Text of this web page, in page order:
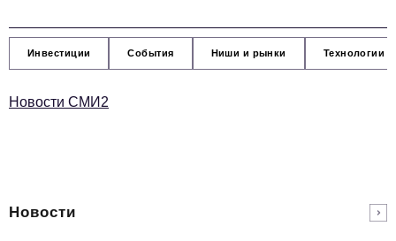
Инвестиции События Ниши и рынки Технологии
Новости СМИ2
Новости